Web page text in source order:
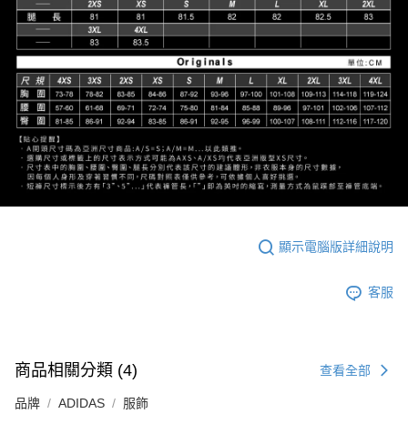
顯示電腦版詳細說明
客服
商品相關分類 (4) 查看全部
品牌 ADIDAS 服飾